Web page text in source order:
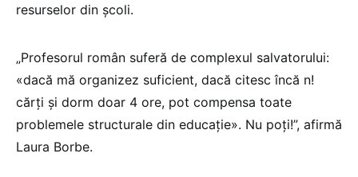
resurselor din școli.
„Profesorul român suferă de complexul salvatorului:
«dacă mă organizez suficient, dacă citesc încă n!
cărți și dorm doar 4 ore, pot compensa toate
problemele structurale din educație». Nu poți!”, afirmă
Laura Borbe.